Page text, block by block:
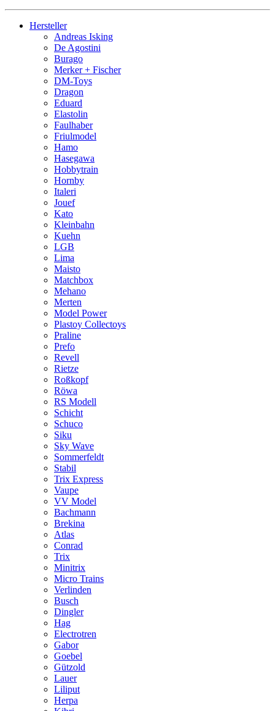
Hersteller
Andreas Isking
De Agostini
Burago
Merker + Fischer
DM-Toys
Dragon
Eduard
Elastolin
Faulhaber
Friulmodel
Hamo
Hasegawa
Hobbytrain
Hornby
Italeri
Jouef
Kato
Kleinbahn
Kuehn
LGB
Lima
Maisto
Matchbox
Mehano
Merten
Model Power
Plastoy Collectoys
Praline
Prefo
Revell
Rietze
Roßkopf
Röwa
RS Modell
Schicht
Schuco
Siku
Sky Wave
Sommerfeldt
Stabil
Trix Express
Vaupe
VV Model
Bachmann
Brekina
Atlas
Conrad
Trix
Minitrix
Micro Trains
Verlinden
Busch
Dingler
Hag
Electrotren
Gabor
Goebel
Gützold
Lauer
Liliput
Herpa